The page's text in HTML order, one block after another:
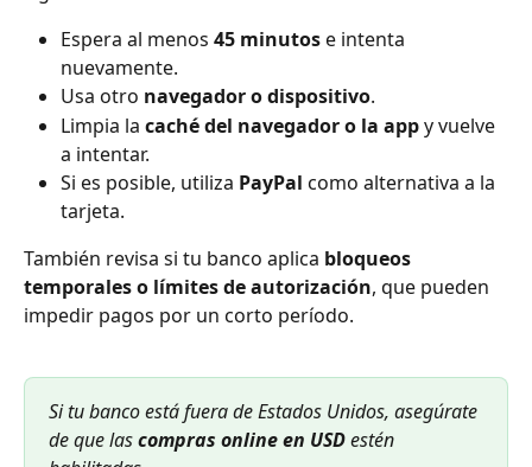
Espera al menos 45 minutos e intenta
nuevamente.
Usa otro navegador o dispositivo.
Limpia la caché del navegador o la app y vuelve
a intentar.
Si es posible, utiliza PayPal como alternativa a la
tarjeta.
También revisa si tu banco aplica bloqueos
temporales o límites de autorización, que pueden
impedir pagos por un corto período.
Si tu banco está fuera de Estados Unidos, asegúrate
de que las compras online en USD estén